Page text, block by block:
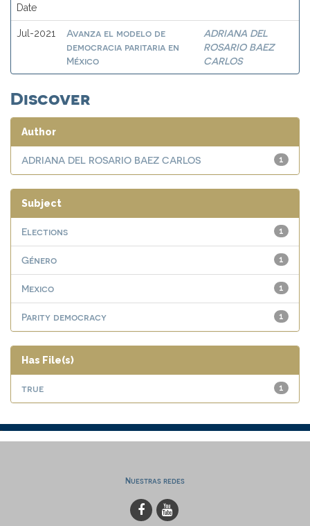
Date
Jul-2021
Avanza el modelo de
democracia paritaria en
México
ADRIANA DEL
ROSARIO BAEZ
CARLOS
Discover
Author
1
ADRIANA DEL ROSARIO BAEZ CARLOS
Subject
1
Elections
1
Género
1
Mexico
1
Parity democracy
Has File(s)
1
true
Nuestras redes